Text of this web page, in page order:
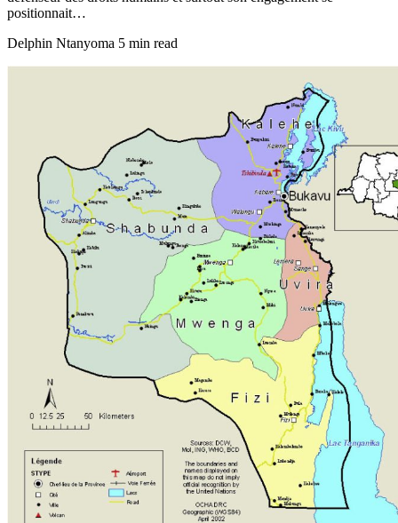
positionnait…
Delphin Ntanyoma 5 min read